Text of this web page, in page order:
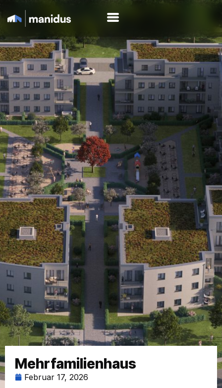
Mehrfamilienhaus
Februar 17, 2026